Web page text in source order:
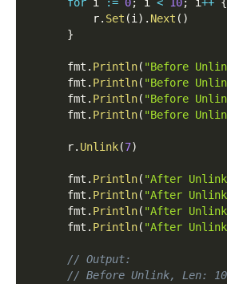
for i := 0; i < 10; i++ {
          r
. Set (i) . Next ( )
}
      fmt
. Println( "Before
      fmt
. Println( "Before
      fmt
. Println( "Before
      fmt
. Println( "Before
      r
. Unlink(7)
      fmt
. Println( "After
      fmt
. Println( "After
      fmt
. Println( "After
      fmt
. Println( "After
// Output:
// Before Unlink, Len: 10